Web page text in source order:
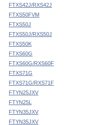
FTXS42J/RXS42J
FTXS50FVM
FTXS50J
FTXS50J/RXS50J
FTXS50K
FTXS60G
FTXS60G/RXS60F
FTXS71G
FTXS71G/RXS71F
FTYN25JXV
FTYN25L
FTYN35JXV
FTYN35JXV